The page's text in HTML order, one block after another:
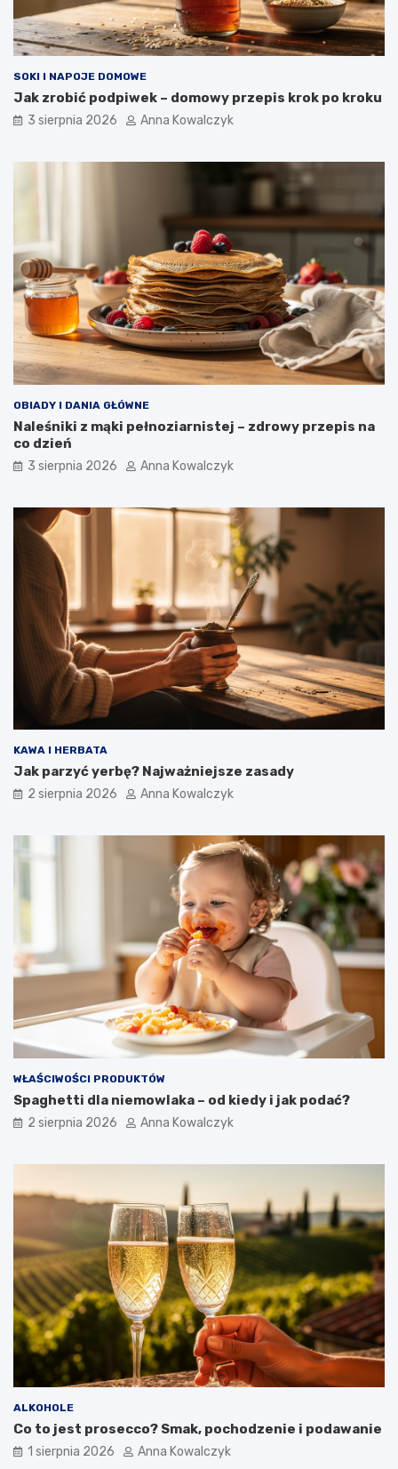
SOKI I NAPOJE DOMOWE
Jak zrobić podpiwek – domowy przepis krok po kroku
3 sierpnia 2026 Anna Kowalczyk
OBIADY I DANIA GŁÓWNE
Naleśniki z mąki pełnoziarnistej – zdrowy przepis na
co dzień
3 sierpnia 2026 Anna Kowalczyk
KAWA I HERBATA
Jak parzyć yerbę? Najważniejsze zasady
2 sierpnia 2026 Anna Kowalczyk
WŁAŚCIWOŚCI PRODUKTÓW
Spaghetti dla niemowlaka – od kiedy i jak podać?
2 sierpnia 2026 Anna Kowalczyk
ALKOHOLE
Co to jest prosecco? Smak, pochodzenie i podawanie
1 sierpnia 2026 Anna Kowalczyk